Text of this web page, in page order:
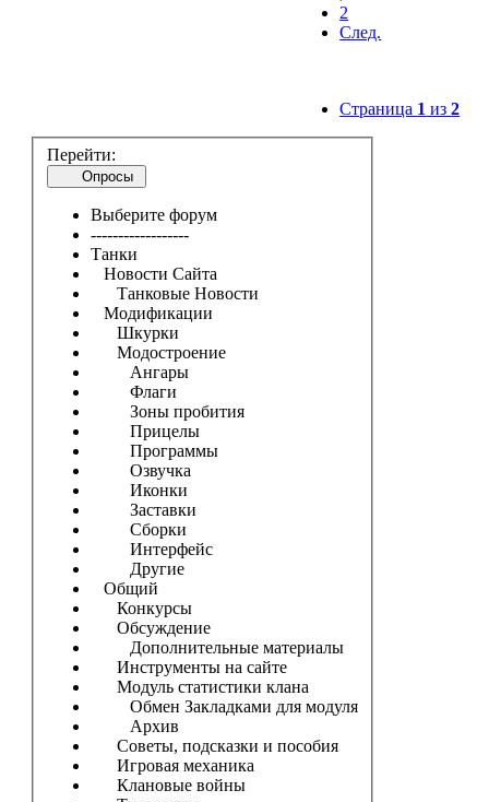
2
След.
Страница 1 из2
Перейти:
Опросы
Выберите форум
------------------
Танки
Новости Сайта
Танковые Новости
Модификации
Шкурки
Модостроение
Ангары
Флаги
Зоны пробития
Прицелы
Программы
Озвучка
Иконки
Заставки
Сборки
Интерфейс
Другие
Общий
Конкурсы
Обсуждение
Дополнительные материалы
Инструменты на сайте
Модуль статистики клана
Обмен Закладками для модуля
Архив
Советы, подсказки и пособия
Игровая механика
Клановые войны